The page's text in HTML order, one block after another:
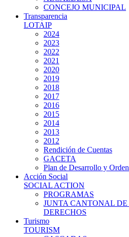
CONCEJO MUNICIPAL
Transparencia
LOTAIP
2024
2023
2022
2021
2020
2019
2018
2017
2016
2015
2014
2013
2012
Rendición de Cuentas
GACETA
Plan de Desarrollo y
Acción Social
SOCIAL ACTION
PROGRAMAS
JUNTA CANTONAL DE
DERECHOS
Turismo
TOURISM